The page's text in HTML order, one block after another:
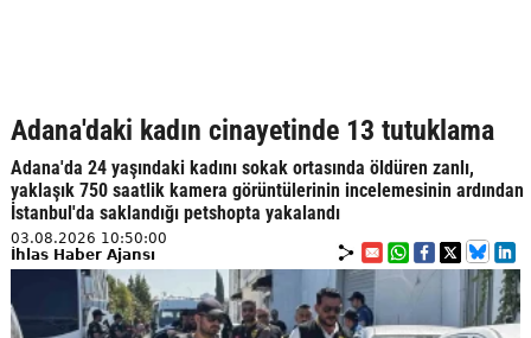
Adana'daki kadın cinayetinde 13 tutuklama
Adana'da 24 yaşındaki kadını sokak ortasında öldüren zanlı,
yaklaşık 750 saatlik kamera görüntülerinin incelemesinin ardından
İstanbul'da saklandığı petshopta yakalandı
03.08.2026 10:50:00
İhlas Haber Ajansı